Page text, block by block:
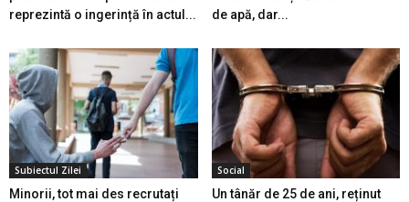
reprezintă o ingerință în actul...
de apă, dar...
Subiectul Zilei
Minorii, tot mai des recrutați
Social
Un tânăr de 25 de ani, reținut